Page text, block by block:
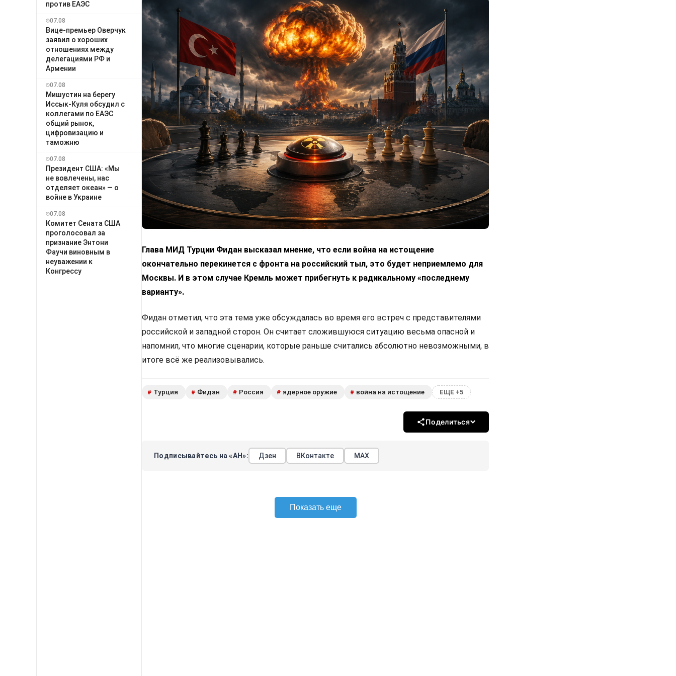
против ЕАЭС
07.08
Вице-премьер Оверчук
заявил о хороших
отношениях между
делегациями РФ и
Армении
07.08
Мишустин на берегу
Иссык-Куля обсудил с
коллегами по ЕАЭС
общий рынок,
цифровизацию и
таможню
07.08
Президент США: «Мы
не вовлечены, нас
отделяет океан» — о
войне в Украине
07.08
Комитет Сената США
проголосовал за
признание Энтони
Фаучи виновным в
неуважении к
Конгрессу
Глава МИД Турции Фидан высказал мнение, что если война на истощение
окончательно перекинется с фронта на российский тыл, это будет неприемлемо для
Москвы. И в этом случае Кремль может прибегнуть к радикальному «последнему
варианту».
Фидан отметил, что эта тема уже обсуждалась во время его встреч с представителями
российской и западной сторон. Он считает сложившуюся ситуацию весьма опасной и
напомнил, что многие сценарии, которые раньше считались абсолютно невозможными, в
итоге всё же реализовывались.
# Турция # Фидан # Россия # ядерное оружие # война на истощение ЕЩЕ +5
Поделиться
Подписывайтесь на «АН»: Дзен ВКонтакте МАХ
Показать еще